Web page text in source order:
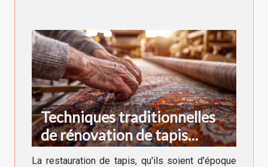
Techniques traditionnelles
de rénovation de tapis
anciens et modernes
La restauration de tapis, qu'ils soient d'époque